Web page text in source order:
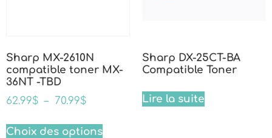
Sharp MX-2610N
compatible toner MX-
36NT -TBD
62.99$ – 70.99$
Choix des options
Sharp DX-25CT-BA
Compatible Toner
Lire la suite